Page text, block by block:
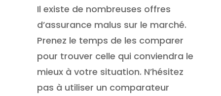
Il existe de nombreuses offres
d’assurance malus sur le marché.
Prenez le temps de les comparer
pour trouver celle qui conviendra le
mieux à votre situation. N’hésitez
pas à utiliser un comparateur